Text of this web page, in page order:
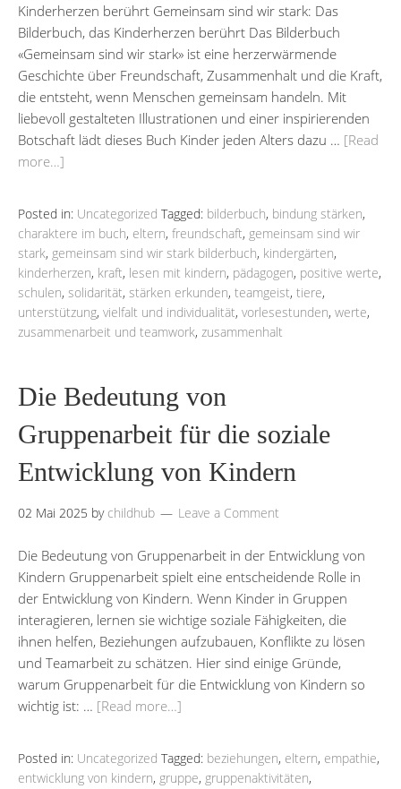
Kinderherzen berührt Gemeinsam sind wir stark: Das
Bilderbuch, das Kinderherzen berührt Das Bilderbuch
«Gemeinsam sind wir stark» ist eine herzerwärmende
Geschichte über Freundschaft, Zusammenhalt und die Kraft,
die entsteht, wenn Menschen gemeinsam handeln. Mit
liebevoll gestalteten Illustrationen und einer inspirierenden
Botschaft lädt dieses Buch Kinder jeden Alters dazu … [Read
more…]
Posted in: Uncategorized Tagged: bilderbuch, bindung stärken,
charaktere im buch, eltern, freundschaft, gemeinsam sind wir
stark, gemeinsam sind wir stark bilderbuch, kindergärten,
kinderherzen, kraft, lesen mit kindern, pädagogen, positive werte,
schulen, solidarität, stärken erkunden, teamgeist, tiere,
unterstützung, vielfalt und individualität, vorlesestunden, werte,
zusammenarbeit und teamwork, zusammenhalt
Die Bedeutung von
Gruppenarbeit für die soziale
Entwicklung von Kindern
02 Mai 2025 by childhub Leave a Comment
Die Bedeutung von Gruppenarbeit in der Entwicklung von
Kindern Gruppenarbeit spielt eine entscheidende Rolle in
der Entwicklung von Kindern. Wenn Kinder in Gruppen
interagieren, lernen sie wichtige soziale Fähigkeiten, die
ihnen helfen, Beziehungen aufzubauen, Konflikte zu lösen
und Teamarbeit zu schätzen. Hier sind einige Gründe,
warum Gruppenarbeit für die Entwicklung von Kindern so
wichtig ist: … [Read more…]
Posted in: Uncategorized Tagged: beziehungen, eltern, empathie,
entwicklung von kindern, gruppe, gruppenaktivitäten,